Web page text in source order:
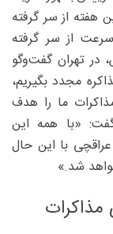
هفته از سر گرفته
از سر گرفته
در تهران گفت‌وگو
مجدد بگیریم،
ما را هدف
«با همه این
با این حال
شد.»